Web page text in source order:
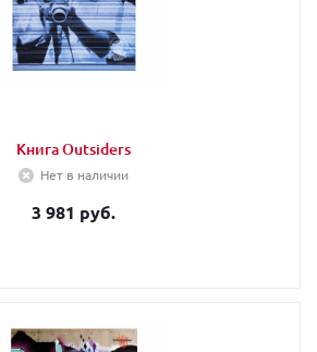
Книга Outsiders
Нет в наличии
3 981 руб.